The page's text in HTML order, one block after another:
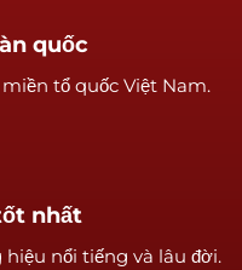
quốc
tổ quốc Việt Nam.
nhất
nổi tiếng và lâu đời.